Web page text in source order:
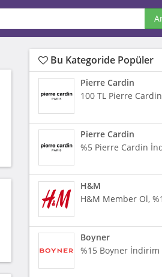
Bu Kategoride Popüler
Pierre Cardin
100 TL Pierre
Pierre Cardin
%5 Pierre Cardin
H&M
H&M Member Ol,
Boyner
%15 Boyner İndirim